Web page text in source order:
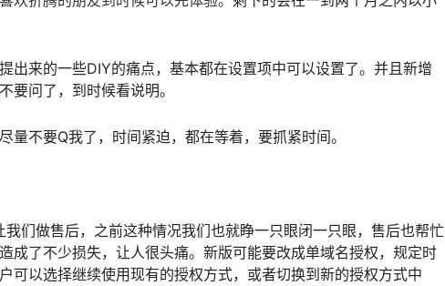
出来的一些DIY的痛点，基本都在设置项中可以设置了。并且新增
要问了，到时候看说明。
量不要Q我了，时间紧迫，都在等着，要抓紧时间。
们做售后，之前这种情况我们也就睁一只眼闭一只眼，售后也帮忙
成了不少损失，让人很头痛。新版可能要改成单域名授权，规定时
可以选择继续使用现有的授权方式，或者切换到新的授权方式中